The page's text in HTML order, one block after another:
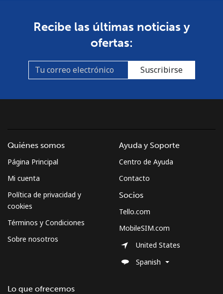
Recibe las últimas noticias y
ofertas:
Suscribirse
Quiénes somos
Página Principal
Mi cuenta
Política de privacidad y
cookies
Términos y Condiciones
Sobre nosotros
Lo que ofrecemos
Ayuda y Soporte
Centro de Ayuda
Contacto
Socios
Tello.com
MobileSIM.com
United States
Spanish